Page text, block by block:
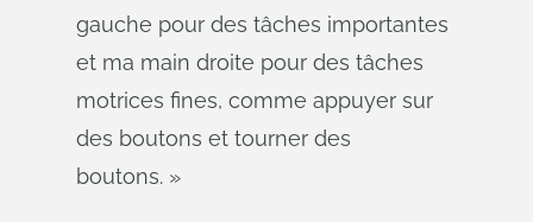
gauche pour des tâches importantes
et ma main droite pour des tâches
motrices fines, comme appuyer sur
des boutons et tourner des
boutons. »